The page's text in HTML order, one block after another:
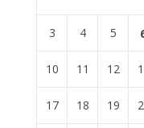
3 4 5
10 11 12
17 18 19